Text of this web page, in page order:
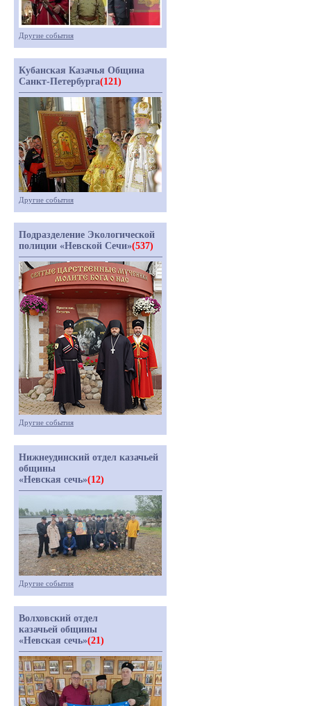
Другие события
Кубанская Казачья Община
Санкт-Петербурга(121)
Другие события
Подразделение Экологической
полиции «Невской Сечи»(537)
Другие события
Нижнеудинский отдел казачьей
общины
«Невская сечь»(12)
Другие события
Волховский отдел
казачьей общины
«Невская сечь»(21)